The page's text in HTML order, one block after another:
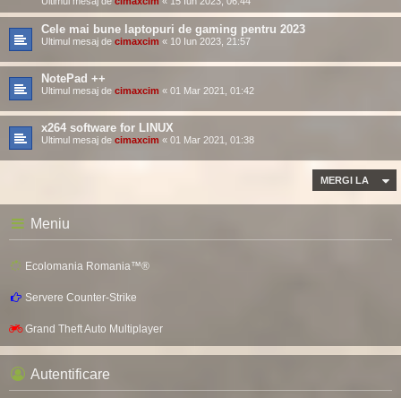
Cele mai bune laptopuri de gaming pentru 2023
Ultimul mesaj de cimaxcim « 10 Iun 2023, 21:57
NotePad ++
Ultimul mesaj de cimaxcim « 01 Mar 2021, 01:42
x264 software for LINUX
Ultimul mesaj de cimaxcim « 01 Mar 2021, 01:38
MERGI LA
Meniu
Ecolomania Romania™®
Servere Counter-Strike
Grand Theft Auto Multiplayer
Autentificare